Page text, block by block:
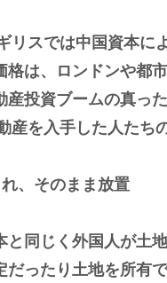
スでは中国資本に
格は、ロンドンや都
産投資ブームの真っ
産を入手した人たち
、そのまま放置
同じく外国人が土
だったり土地を所有